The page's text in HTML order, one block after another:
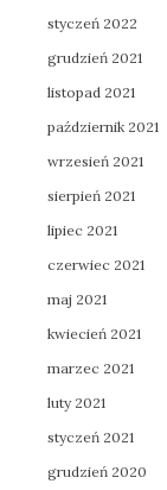
styczeń 2022
grudzień 2021
listopad 2021
październik 2021
wrzesień 2021
sierpień 2021
lipiec 2021
czerwiec 2021
maj 2021
kwiecień 2021
marzec 2021
luty 2021
styczeń 2021
grudzień 2020